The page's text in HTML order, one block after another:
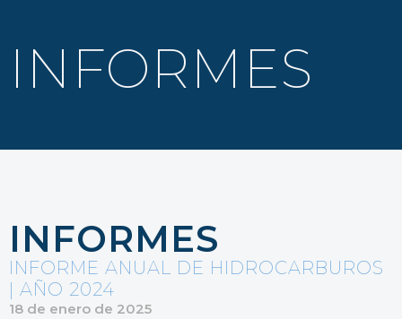
INFORMES
INFORMES
INFORME ANUAL DE HIDROCARBUROS
| AÑO 2024
18 de enero de 2025